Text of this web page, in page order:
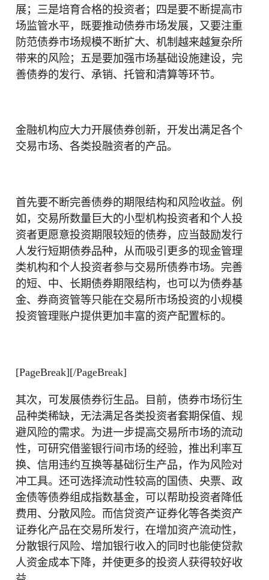
展；三是培育合格的投资者；四是要不断提高市
场监管水平，既要推动债券市场发展，又要注重
防范债券市场规模不断扩大、机制越来越复杂所
带来的风险；五是要加强市场基础设施建设，完
善债券的发行、承销、托管和清算等环节。
金融机构应大力开展债券创新，开发出满足各个
交易市场、各类投融资者的产品。
首先要不断完善债券的期限结构和风险收益。例
如，交易所数量巨大的小型机构投资者和个人投
资者更愿意投资期限较短的债券，应当鼓励发行
人发行短期债券品种，从而吸引更多的现金管理
类机构和个人投资者参与交易所债券市场。完善
的短、中、长期债券期限结构，也可以为债券基
金、券商资管等只能在交易所市场投资的小规模
投资管理账户提供更加丰富的资产配置标的。
[PageBreak][/PageBreak]
其次，可发展债券衍生品。目前，债券市场衍生
品种类稀缺，无法满足各类投资者套期保值、规
避风险的需求。为进一步提高交易所市场的流动
性，可研究借鉴银行间市场的经验，推出利率互
换、信用违约互换等基础衍生产品，作为风险对
冲工具。还可选择流动性较高的国债、央票、政
金债等债券组成指数基金，可以帮助投资者降低
费用、分散风险。而信贷资产证券化等各类资产
证券化产品在交易所发行，在增加资产流动性，
分散银行风险、增加银行收入的同时也能使贷款
人资金成本下降，并使更多的投资人获得较好收